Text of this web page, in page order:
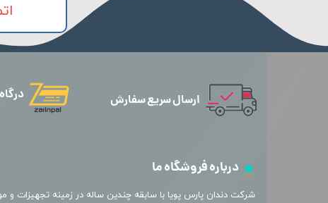
ارسال سریع سفارش
درباره فروشگاه ما
​شرکت دندان پارس پویا با سابقه چندین ساله در زمینه تجهیزات و